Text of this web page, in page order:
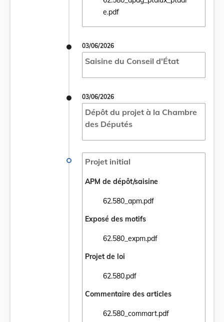
e.pdf
Ouvrir le document
03/06/2026
Saisine du Conseil d'État
03/06/2026
Dépôt du projet à la Chambre
des Députés
Projet initial
APM de dépôt/saisine
62.580_apm.pdf
Ouvrir le document 62.580_apm.pdf dans
Exposé des motifs
62.580_expm.pdf
Ouvrir le document 62.580_expm.pdf
Projet de loi
62.580.pdf
Ouvrir le document 62.580.pdf dans un
Commentaire des articles
62.580_commart.pdf
Ouvrir le document 62.580_commart.pdf